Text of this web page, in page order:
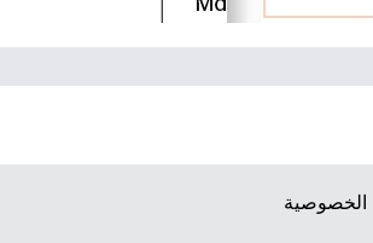
الخصوصية